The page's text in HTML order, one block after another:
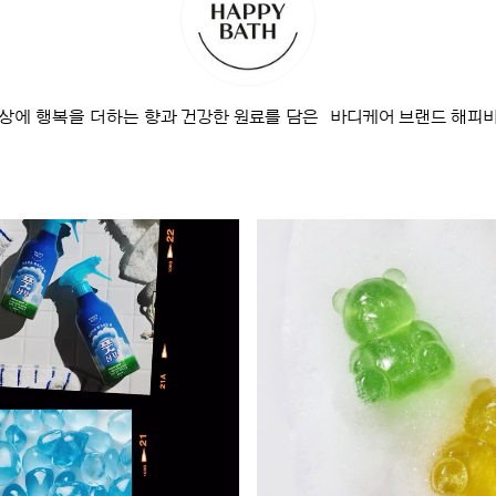
에 행복을 더하는 향과 건강한 원료를 담은 바디케어 브랜드 해피